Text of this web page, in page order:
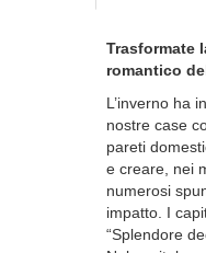
Trasformate
romantico
L’inverno ha
nostre case
pareti
e creare, nei
numerosi
impatto. I
“Splendore